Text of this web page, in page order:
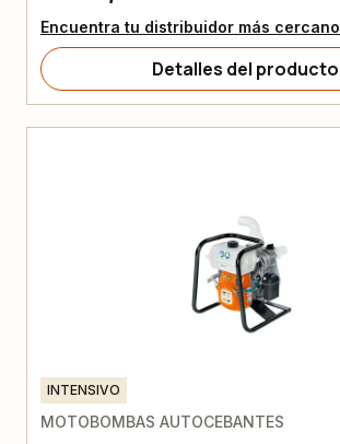
Encuentra tu distribuidor más cercano
Detalles del producto
INTENSIVO
MOTOBOMBAS AUTOCEBANTES